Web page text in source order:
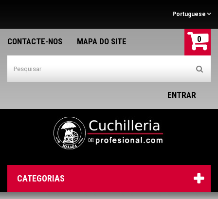
Portuguese
CONTACTE-NOS MAPA DO SITE 0
ENTRAR
CATEGORIAS